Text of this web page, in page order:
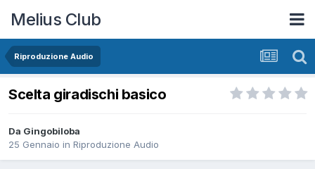
Melius Club
Riproduzione Audio
Scelta giradischi basico
Da Gingobiloba
25 Gennaio in Riproduzione Audio